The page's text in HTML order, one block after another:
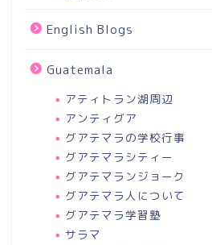
English Blogs
Guatemala
アティトラン湖周辺
アンティグア
グアテマラの学校行事
グアテマラシティー
グアテマランジョーク
グアテマラ人について
グアテマラ学習塾
サラマ